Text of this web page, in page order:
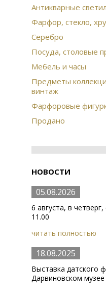
Антикварные
Фарфор, стекло,
Серебро
Посуда, столовые
Мебель и часы
Предметы
винтаж
Фарфоровые
Продано
НОВОСТИ
05.08.2026
6 августа, в
11.00
читать полностью
18.08.2025
Выставка датского
Дарвиновском музее